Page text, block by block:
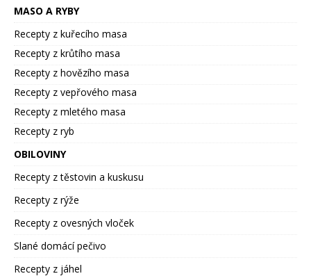
MASO A RYBY
Recepty z kuřecího masa
Recepty z krůtího masa
Recepty z hovězího masa
Recepty z vepřového masa
Recepty z mletého masa
Recepty z ryb
OBILOVINY
Recepty z těstovin a kuskusu
Recepty z rýže
Recepty z ovesných vloček
Slané domácí pečivo
Recepty z jáhel